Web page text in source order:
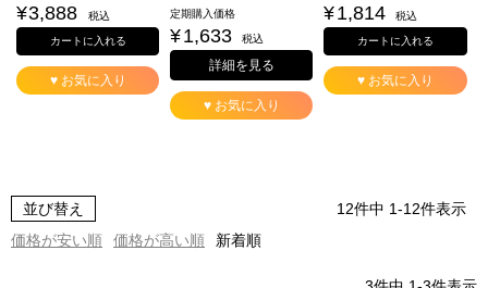
¥3,888 税込
カートに入れる
♥ お気に入り
定期購入価格
¥1,633 税込
詳細を見る
♥ お気に入り
¥1,814 税込
カートに入れる
♥ お気に入り
並び替え
価格が安い順
価格が高い順 新着順
12件中 1-12件表示